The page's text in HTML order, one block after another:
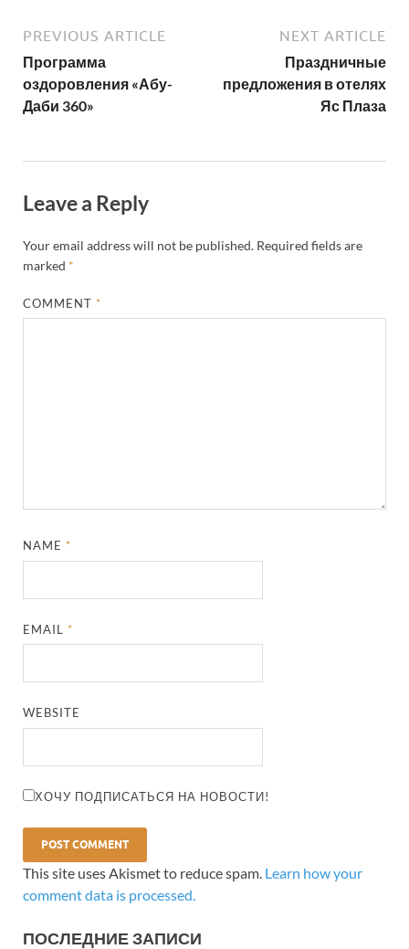
PREVIOUS ARTICLE
Программа
оздоровления «Абу-
Даби 360»
NEXT ARTICLE
Праздничные
предложения в отелях
Яс Плаза
Leave a Reply
Your email address will not be published. Required fields are
marked *
COMMENT *
NAME *
EMAIL *
WEBSITE
ХОЧУ ПОДПИСАТЬСЯ НА НОВОСТИ!
This site uses Akismet to reduce spam. Learn how your
comment data is processed.
ПОСЛЕДНИЕ ЗАПИСИ